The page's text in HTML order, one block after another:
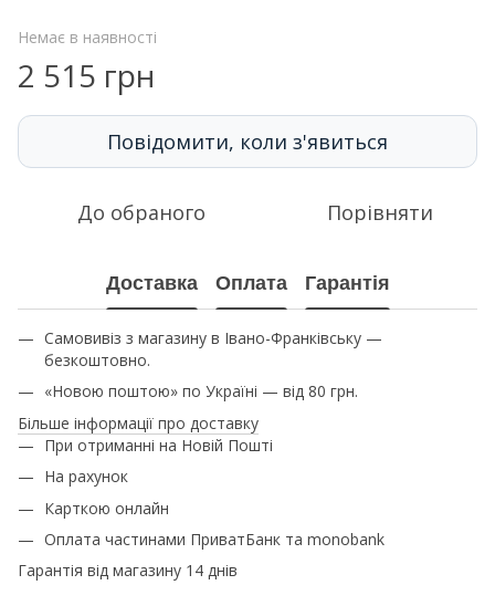
Немає в наявності
2 515 грн
Повідомити, коли з'явиться
До обраного Порівняти
Доставка Оплата Гарантія
Самовивіз з магазину в Івано-Франківську —
безкоштовно.
«Новою поштою» по Україні — від 80 грн.
Більше інформації про доставку
При отриманні на Новій Пошті
На рахунок
Карткою онлайн
Оплата частинами ПриватБанк та monobank
Гарантія від магазину 14 днів